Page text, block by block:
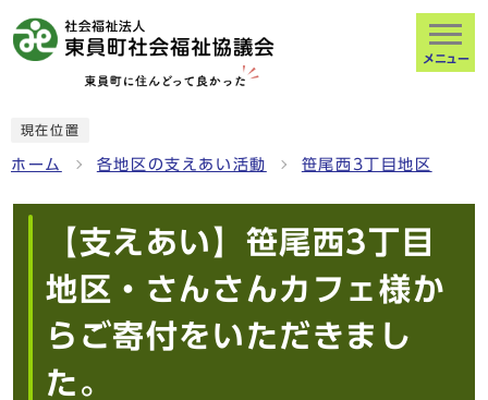
メニュー
現在位置
ホーム 各地区の支えあい活動 笹尾西3丁目地区
【支えあい】笹尾西3丁目
地区・さんさんカフェ様か
らご寄付をいただきまし
た。